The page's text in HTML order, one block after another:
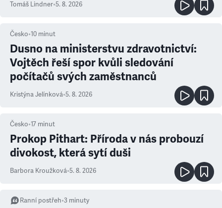
Tomáš Lindner•5. 8. 2026
Česko•10 minut
Dusno na ministerstvu zdravotnictví:
Vojtěch řeší spor kvůli sledování
počítačů svých zaměstnanců
Kristýna Jelínková•5. 8. 2026
Česko•17 minut
Prokop Pithart: Příroda v nás probouzí
divokost, která sytí duši
Barbora Kroužková•5. 8. 2026
Ranní postřeh•3 minuty